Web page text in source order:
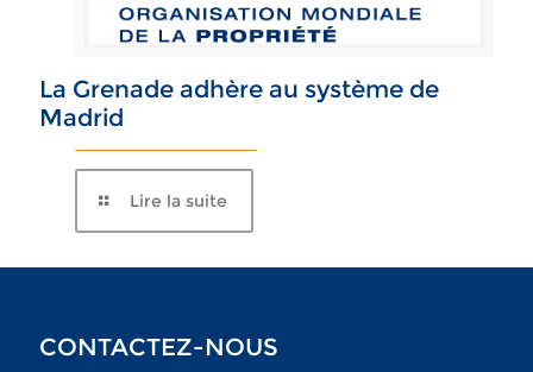
La Grenade adhère au système de
Madrid
Lire la suite
CONTACTEZ-NOUS